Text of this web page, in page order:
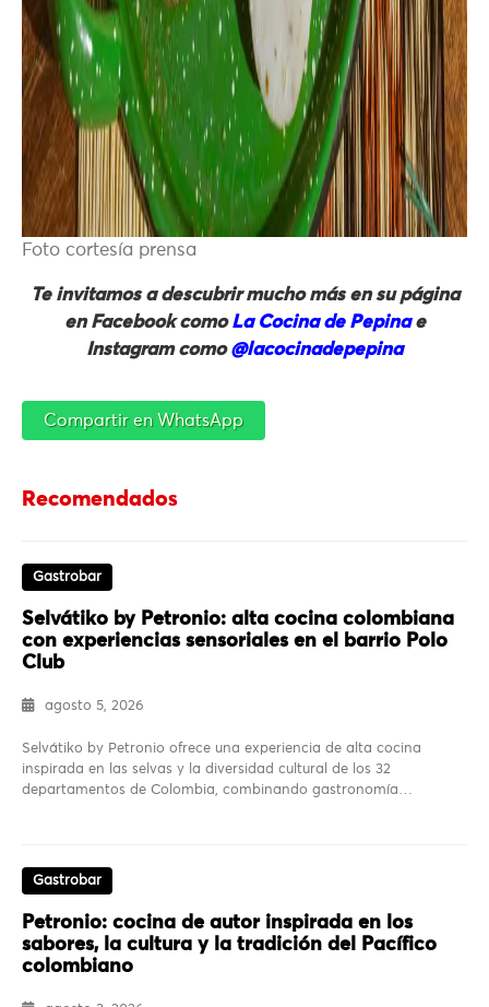
Foto cortesía prensa
Te invitamos a descubrir mucho más en su página
en Facebook comoLa Cocina de Pepinae
Instagram como@lacocinadepepina
Compartir en WhatsApp
Recomendados
Gastrobar
Selvátiko by Petronio: alta cocina colombiana
con experiencias sensoriales en el barrio Polo
Club
agosto 5, 2026
Selvátiko by Petronio ofrece una experiencia de alta cocina
inspirada en las selvas y la diversidad cultural de los 32
departamentos de Colombia, combinando gastronomía…
Gastrobar
Petronio: cocina de autor inspirada en los
sabores, la cultura y la tradición del Pacífico
colombiano